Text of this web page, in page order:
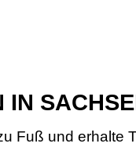
IN
Fuß und erhalte